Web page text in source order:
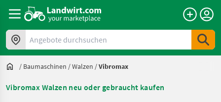
Angebote durchsuchen
/ Baumaschinen /Walzen /Vibromax
Vibromax Walzen neu oder gebraucht kaufen